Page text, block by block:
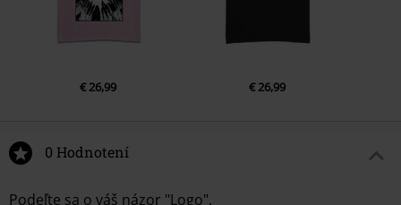
€ 26,99 € 26,99
0 Hodnotení
Podeľte sa o váš názor "Logo".